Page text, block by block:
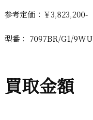
参考定価：￥3,823,200-
型番： 7097BR/G1/9WU
買取金額